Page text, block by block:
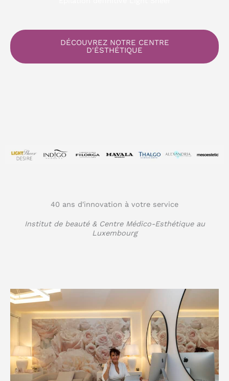
DÉCOUVREZ NOTRE CENTRE
D'ÉSTHÉTIQUE
40 ans d'innovation à votre service
Institut de beauté & Centre Médico-Esthétique au
Luxembourg